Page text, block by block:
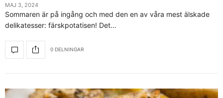
MAJ 3, 2024
Sommaren är på ingång och med den en av våra mest älskade
delikatesser: färskpotatisen! Det…
0 DELNINGAR